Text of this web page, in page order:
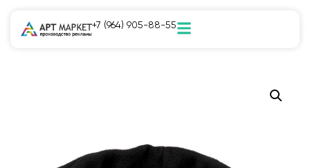
+7 (964) 905-88-55